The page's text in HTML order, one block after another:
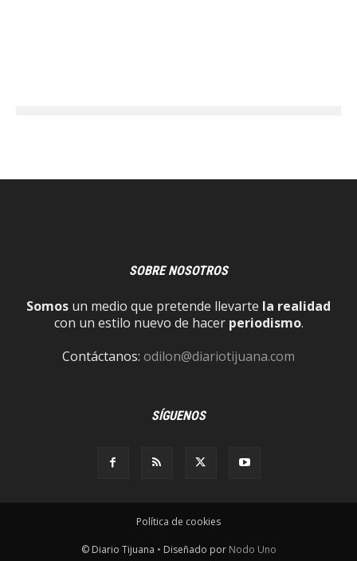
SOBRE NOSOTROS
Somos un medio que pretende llevarte la realidad
con un estilo nuevo de hacer periodismo.
Contáctanos: odilon@diariotijuana.com
SÍGUENOS
Política de cookies
© Diario Tijuana • Diseñado por Nodo Uno